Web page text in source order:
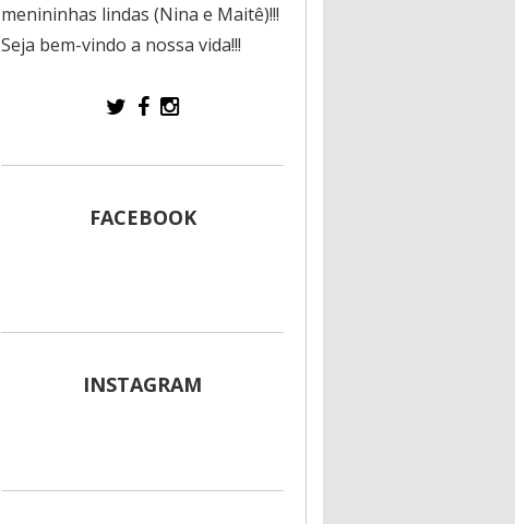
menininhas lindas (Nina e Maitê)!!!
Seja bem-vindo a nossa vida!!!
FACEBOOK
INSTAGRAM